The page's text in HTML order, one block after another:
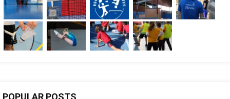
POPULAR POSTS